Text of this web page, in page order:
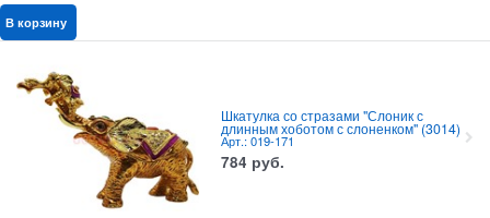
В корзину
Шкатулка со стразами "Слоник с
длинным хоботом с слоненком" (3014)
Арт.: 019-171
784 руб.